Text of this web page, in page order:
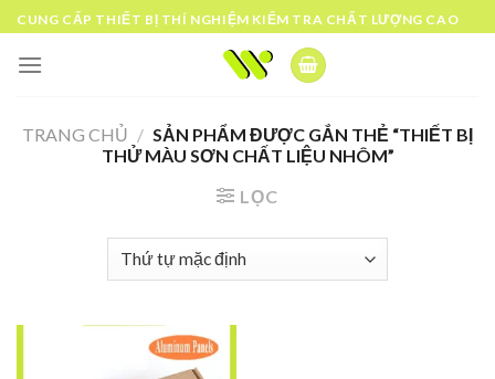
Skip
to
content
CUNG CẤP THIẾT BỊ THÍ NGHIỆM KIỂM TRA CHẤT LƯỢNG CAO
TRANG CHỦ / SẢN PHẨM ĐƯỢC GẮN THẺ “THIẾT BỊ
THỬ MÀU SƠN CHẤT LIỆU NHÔM”
LỌC